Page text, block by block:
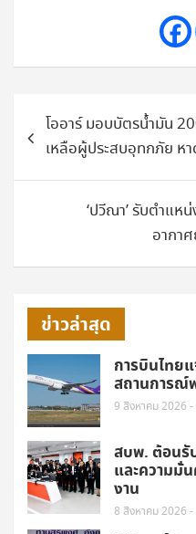
แนะแนว
เรื่องโออาร์ มอบบัตรน้ำมัน
เหลือผู้ประสบอุทกภัย ห
‘ปวีณา’ รับตำแห
อากา
ข่าวล่าสุด
การบินไทย
สถานการณ์
9 สิงหาคม 2026 -
สบพ. ต้อนรั
และความมั่
งาน
8 สิงหาคม 2026